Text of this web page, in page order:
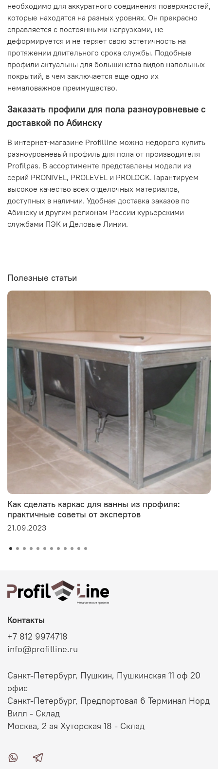
необходимо для аккуратного соединения поверхностей,
которые находятся на разных уровнях. Он прекрасно
справляется с постоянными нагрузками, не
деформируется и не теряет свою эстетичность на
протяжении длительного срока службы. Подобные
профили актуальны для большинства видов напольных
покрытий, в чем заключается еще одно их
немаловажное преимущество.
Заказать профили для пола разноуровневые с
доставкой по Абинску
В интернет-магазине Profilline можно недорого купить
разноуровневый профиль для пола от производителя
Profilpas. В ассортименте представлены модели из
серий PRONIVEL, PROLEVEL и PROLOCK. Гарантируем
высокое качество всех отделочных материалов,
доступных в наличии. Удобная доставка заказов по
Абинску и другим регионам России курьерскими
службами ПЭК и Деловые Линии.
Полезные статьи
Как сделать каркас для ванны из профиля:
практичные советы от экспертов
21.09.2023
Контакты
+7 812 9974718
info@profilline.ru
Санкт-Петербург, Пушкин, Пушкинская 11 оф 20
офис
Санкт-Петербург, Предпортовая 6 Терминал Норд
Вилл - Склад
Москва, 2 ая Хуторская 18 - Склад